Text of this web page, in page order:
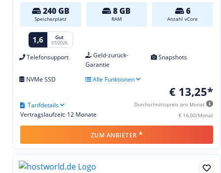
240 GB
Speicherplatz
8 GB
RAM
6
Anzahl vCore
1,6 Gut
07/2026
Telefonsupport
Geld-zurück-
Garantie
Snapshots
NVMe SSD Alle Funktionen
€ 13,25*
Durchschnittspreis pro Monat
€ 16,00/Monat
Vertragslaufzeit: 12 Monate
Tarifdetails
ZUM ANBIETER *